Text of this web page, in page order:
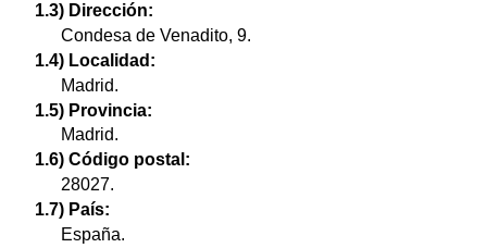
1.3) Dirección:
Condesa de Venadito, 9.
1.4) Localidad:
Madrid.
1.5) Provincia:
Madrid.
1.6) Código postal:
28027.
1.7) País:
España.